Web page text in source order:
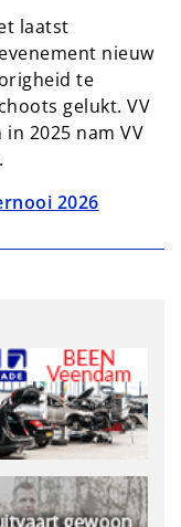
laatst
nieuw
te
gelukt. VV
2025 nam VV
2026